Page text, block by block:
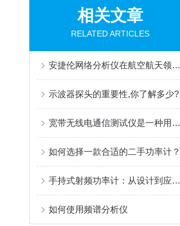
相关文章
RELATED ARTICLES
安捷伦网络分析仪在航空航天领域的应用探索
示波器探头的重要性,你了解多少?
宽带无线电通信测试仪是一种用于测试和分析无线电信号的设备
如何选择一款合适的二手功率计？
手持式射频功率计：从设计到应用的全面解析
如何使用频谱分析仪